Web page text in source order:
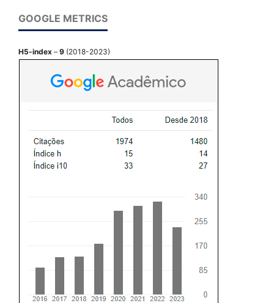
GOOGLE METRICS
H5-index – 9 (2018-2023)